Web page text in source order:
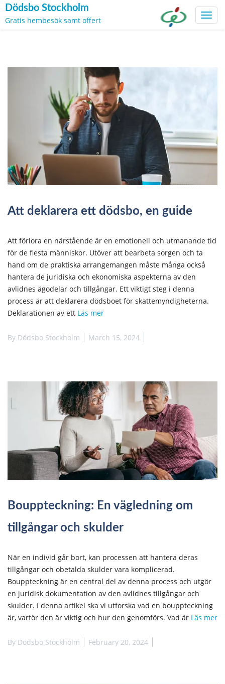
Dödsbo Stockholm
Gratis hembesök samt offert
Blogg
Att deklarera ett dödsbo, en guide
Att förlora en närstående är en emotionell och utmanande tid
för de flesta människor. Utöver att bearbeta sorgen och ta
hand om de praktiska arrangemangen måste många också
hantera de juridiska och ekonomiska aspekterna av den
avlidnes ägodelar och tillgångar. Ett viktigt steg i denna
process är att deklarera dödsboet för skattemyndigheterna.
Deklarationen av ett Läs mer
By Dödsbo Stockholm March 15, 2024
Bouppteckning: En vägledning om
tillgångar och skulder
När en individ går bort, kan processen att hantera deras
tillgångar och obetalda skulder vara komplicerad.
Bouppteckning är en central del av denna process och utgör
en juridisk dokumentation av den avlidnes tillgångar och
skulder. I denna artikel ska vi utforska vad en bouppteckning
är, varför den är viktig och hur den genomförs. Vad är Läs mer
By Dödsbo Stockholm February 20, 2024